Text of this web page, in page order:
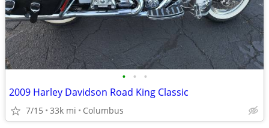
• • •
2009 Harley Davidson Road King Classic
7/15 33k mi Columbus